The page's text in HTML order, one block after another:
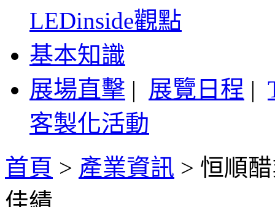
LEDinside觀點
基本知識
展場直擊 | 展覽日程 |
客製化活動
首頁 > 產業資訊 > 恒順
佳績